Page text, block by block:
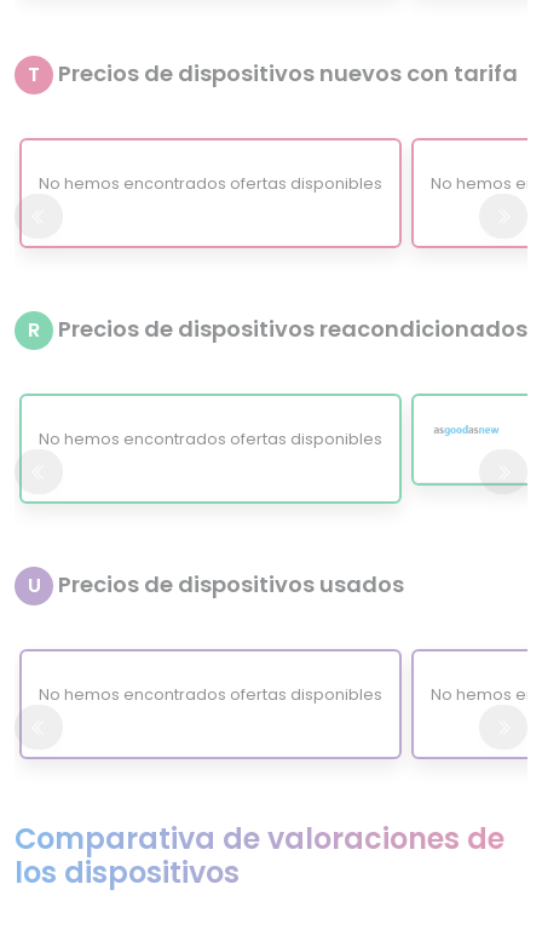
T Precios de dispositivos nuevos con tarifa
No hemos encontrados ofertas disponibles No hemos
R Precios de dispositivos reacondicionados
No hemos encontrados ofertas disponibles
U Precios de dispositivos usados
No hemos encontrados ofertas disponibles No hemos
Comparativa de valoraciones de
los dispositivos